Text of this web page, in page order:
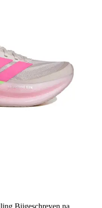
Bijgeschreven na